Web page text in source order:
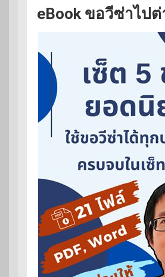
eBook ขอวีซ่าไปต่